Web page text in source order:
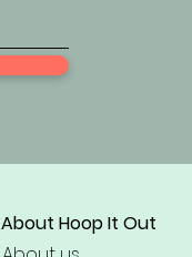
About Hoop It Out